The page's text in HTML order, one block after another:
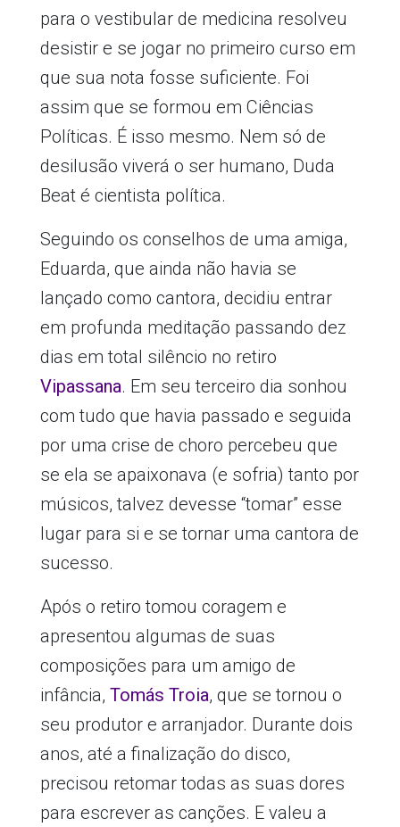
para o vestibular de medicina resolveu
desistir e se jogar no primeiro curso em
que sua nota fosse suficiente. Foi
assim que se formou em Ciências
Políticas. É isso mesmo. Nem só de
desilusão viverá o ser humano, Duda
Beat é cientista política.
Seguindo os conselhos de uma amiga,
Eduarda, que ainda não havia se
lançado como cantora, decidiu entrar
em profunda meditação passando dez
dias em total silêncio no retiro
Vipassana. Em seu terceiro dia sonhou
com tudo que havia passado e seguida
por uma crise de choro percebeu que
se ela se apaixonava (e sofria) tanto por
músicos, talvez devesse “tomar” esse
lugar para si e se tornar uma cantora de
sucesso.
Após o retiro tomou coragem e
apresentou algumas de suas
composições para um amigo de
infância, Tomás Troia, que se tornou o
seu produtor e arranjador. Durante dois
anos, até a finalização do disco,
precisou retomar todas as suas dores
para escrever as canções. E valeu a